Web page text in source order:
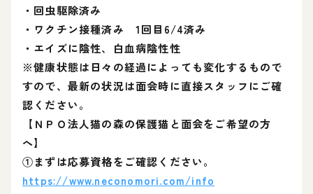
・回虫駆除済み
・ワクチン接種済み 1回目6/4済み
・エイズに陰性、白血病陰性性
※健康状態は日々の経過によっても変化するもので
すので、最新の状況は面会時に直接スタッフにご確
認ください。
【ＮＰＯ法人猫の森の保護猫と面会をご希望の方
へ】
①まずは応募資格をご確認ください。
https://www.neconomori.com/info